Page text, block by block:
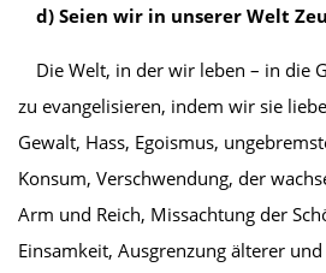
d) Seien wir in unserer Welt
Die Welt, in der wir leben – in die
zu evangelisieren, indem wir sie
Gewalt, Hass, Egoismus,
Konsum, Verschwendung, der
Arm und Reich, Missachtung der
Einsamkeit, Ausgrenzung älterer